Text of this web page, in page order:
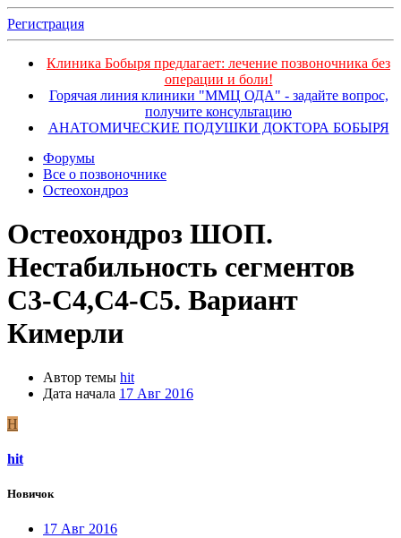
Регистрация
Клиника Бобыря предлагает: лечение позвоночника без
операции и боли!
Горячая линия клиники "ММЦ ОДА" - задайте вопрос,
получите консультацию
АНАТОМИЧЕСКИЕ ПОДУШКИ ДОКТОРА БОБЫРЯ
Форумы
Все о позвоночнике
Остеохондроз
Остеохондроз ШОП.
Нестабильность сегментов
С3-С4,С4-С5. Вариант
Кимерли
Автор темы hit
Дата начала 17 Авг 2016
H
hit
Новичок
17 Авг 2016